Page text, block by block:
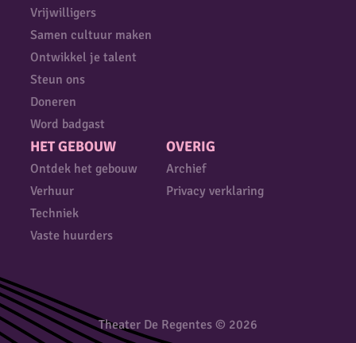
Vrijwilligers
Samen cultuur maken
Ontwikkel je talent
Steun ons
Doneren
Word badgast
HET GEBOUW
Ontdek het gebouw
Verhuur
Techniek
Vaste huurders
OVERIG
Archief
Privacy verklaring
Theater De Regentes © 2026